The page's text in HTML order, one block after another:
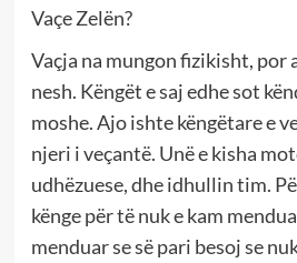
Vaçe Zelën?
Vaçja na mungon fizikisht, por
nesh. Këngët e saj edhe sot
moshe. Ajo ishte këngëtare e
njeri i veçantë. Unë e kisha
udhëzuese, dhe idhullin tim.
kënge për të nuk e kam
menduar se së pari besoj se